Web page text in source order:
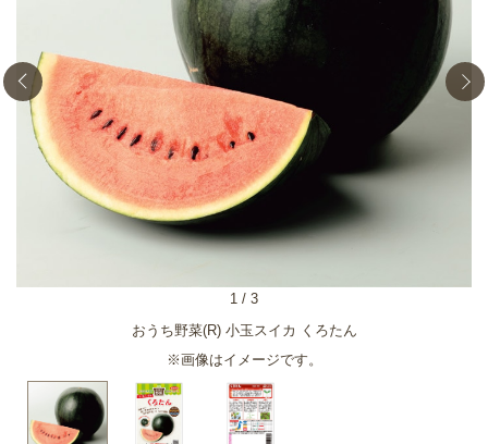
おうち野菜(R) 小玉スイカ くろたん
※画像はイメージです。
1 / 3